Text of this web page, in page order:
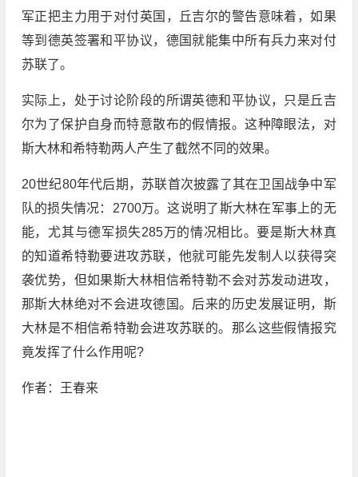
军正把主力用于对付英国，丘吉尔的警告意味着，如果
等到德英签署和平协议，德国就能集中所有兵力来对付
苏联了。
实际上，处于讨论阶段的所谓英德和平协议，只是丘吉
尔为了保护自身而特意散布的假情报。这种障眼法，对
斯大林和希特勒两人产生了截然不同的效果。
20世纪80年代后期，苏联首次披露了其在卫国战争中军
队的损失情况：2700万。这说明了斯大林在军事上的无
能，尤其与德军损失285万的情况相比。要是斯大林真
的知道希特勒要进攻苏联，他就可能先发制人以获得突
袭优势，但如果斯大林相信希特勒不会对苏发动进攻，
那斯大林绝对不会进攻德国。后来的历史发展证明，斯
大林是不相信希特勒会进攻苏联的。那么这些假情报究
竟发挥了什么作用呢?
作者：王春来